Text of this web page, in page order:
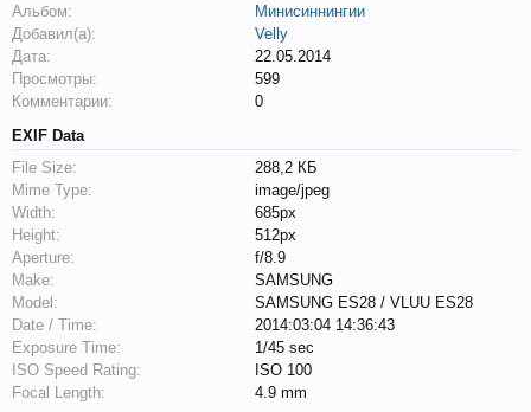
Альбом:
Минисиннингии
Добавил(а):
Velly
Дата:
22.05.2014
Просмотры:
599
Комментарии:
0
EXIF Data
File Size:
288,2 КБ
Mime Type:
image/jpeg
Width:
685px
Height:
512px
Aperture:
f/8.9
Make:
SAMSUNG
Model:
SAMSUNG ES28 / VLUU ES28
Date / Time:
2014:03:04 14:36:43
Exposure Time:
1/45 sec
ISO Speed Rating:
ISO 100
Focal Length:
4.9 mm